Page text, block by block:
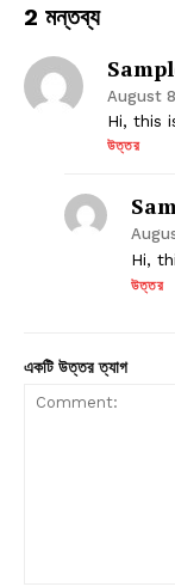
2 মন্তব্য
August
Hi, this
উত্তর
Hi,
উত্তর
একটি উত্তর ত্যাগ